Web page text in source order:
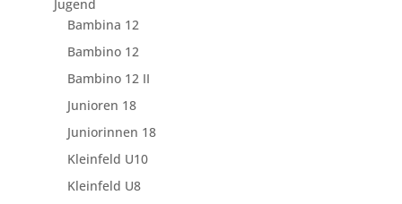
Jugend
Bambina 12
Bambino 12
Bambino 12 II
Junioren 18
Juniorinnen 18
Kleinfeld U10
Kleinfeld U8